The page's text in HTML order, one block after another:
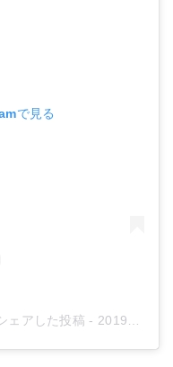
で見る
ェアした投稿 - 2019年 7月月8日午前6時38分PDT